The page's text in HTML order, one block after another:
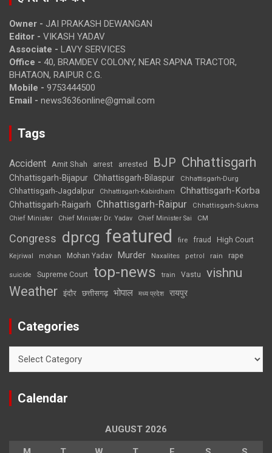
Owner - JAI PRAKASH DEWANGAN
Editor - VIKASH YADAV
Associate - LAVY SERVICES
Office - 40, BRAMDEV COLONY, NEAR SAPNA TRACTOR,
BHATAON, RAIPUR C.G.
Mobile - 9753444500
Email - news3636online@gmail.com
Tags
Accident Amit Shah arrest arrested BJP Chhattisgarh
Chhattisgarh-Bijapur Chhattisgarh-Bilaspur Chhattisgarh-Durg
Chhattisgarh-Jagdalpur Chhattisgarh-Kabirdham Chhattisgarh-Korba
Chhattisgarh-Raigarh Chhattisgarh-Raipur
Chhattisgarh-Sukma
Chief Minister
Chief Minister Dr. Yadav Chief Minister Sai CM
Congress dprcg featured fire fraud High Court
Kejriwal mohan Mohan Yadav Murder Naxalites petrol rain rape
suicide Supreme Court top-news train Vastu vishnu
Weather इंदौर छत्तीसगढ़ भोपाल मध्य प्रदेश रायपुर
Categories
Calendar
AUGUST 2026